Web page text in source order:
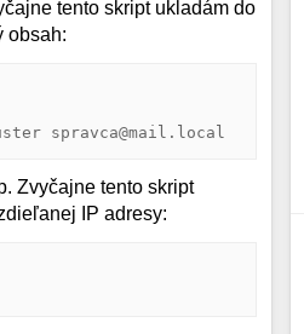
tento skript ukladám do
obsah:
spravca@mail.local
Zvyčajne tento skript
IP adresy: